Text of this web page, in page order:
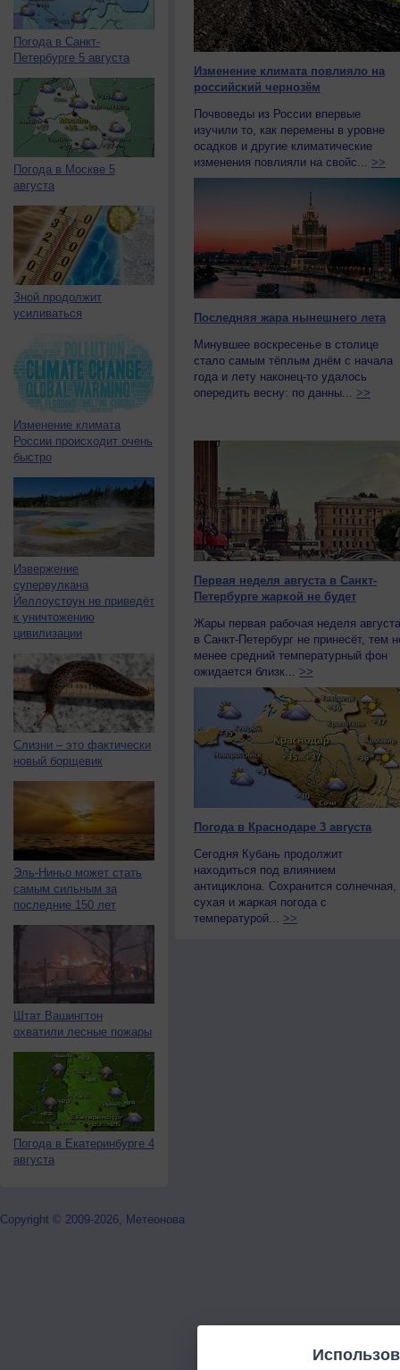
Погода в Санкт-
Петербурге 5 августа
Погода в Москве 5
августа
Зной продолжит
усиливаться
Изменение климата
России происходит очень
быстро
Извержение
супервулкана
Йеллоустоун не приведёт
к уничтожению
цивилизации
Слизни – это фактически
новый борщевик
Эль-Ниньо может стать
самым сильным за
последние 150 лет
Штат Вашингтон
охватили лесные пожары
Погода в Екатеринбурге 4
августа
Изменение климата повлияло на
российский чернозём
Почвоведы из России впервые
изучили то, как перемены в уровне
осадков и другие климатические
изменения повлияли на свойс... >>
Последняя жара нынешнего лета
Минувшее воскресенье в столице
стало самым тёплым днём с начала
года и лету наконец-то удалось
опередить весну: по данны... >>
Первая неделя августа в Санкт-
Петербурге жаркой не будет
Жары первая рабочая неделя августа
в Санкт-Петербург не принесёт, тем
менее средний температурный фон
ожидается близк... >>
Погода в Краснодаре 3 августа
Сегодня Кубань продолжит
находиться под влиянием
антициклона. Сохранится солнечная,
сухая и жаркая погода с
температурой... >>
Copyright © 2009-2026, Метеонова